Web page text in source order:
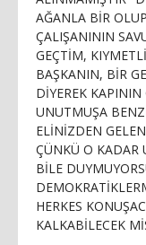
AĞANLA BİR
ÇALIŞANININ
GEÇTİM,
BAŞKANIN, BİR
DİYEREK
UNUTMUŞA
ELİNİZDEN
ÇÜNKÜ O KADAR
BİLE
HERKES
KALKABİLECEK